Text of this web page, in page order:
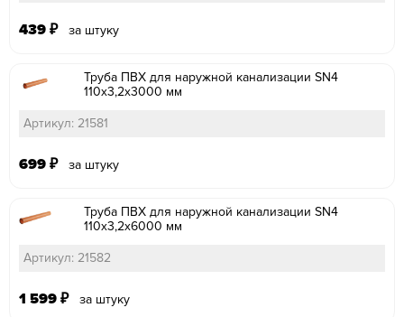
439 ₽ за штуку
Труба ПВХ для наружной канализации SN4
110х3,2х3000 мм
Артикул: 21581
699 ₽ за штуку
Труба ПВХ для наружной канализации SN4
110х3,2х6000 мм
Артикул: 21582
1 599 ₽ за штуку